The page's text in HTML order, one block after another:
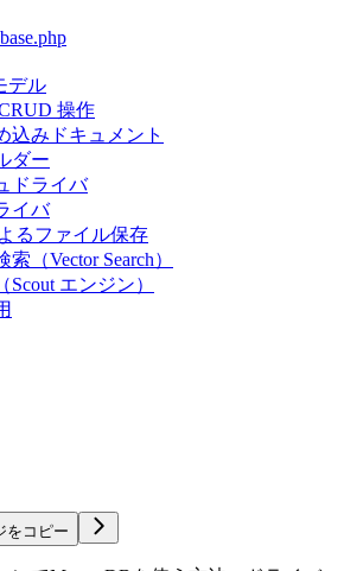
デル
操作
込みドキュメント
ダー
ドライバ
イバ
るファイル保存
（Vector Search）
Scout エンジン）
をコピー